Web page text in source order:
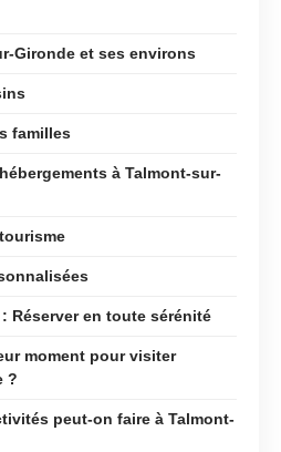
Gironde et ses environs
familles
à Talmont-sur-
Réserver en toute sérénité
moment pour visiter
?
peut-on faire à Talmont-